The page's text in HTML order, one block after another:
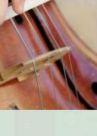
NEWSLETTER